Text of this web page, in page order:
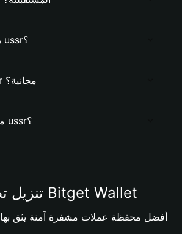
هل سيرتفع سعر ussr؟
هل محفظة ussr مجانية؟
ما هي قيمة عملة ussr؟
تنزيل تطبيق محفظة Bitget Wallet
أفضل محفظة عملات مشفرة آمنة يثق بها 40 مليون مستخدم